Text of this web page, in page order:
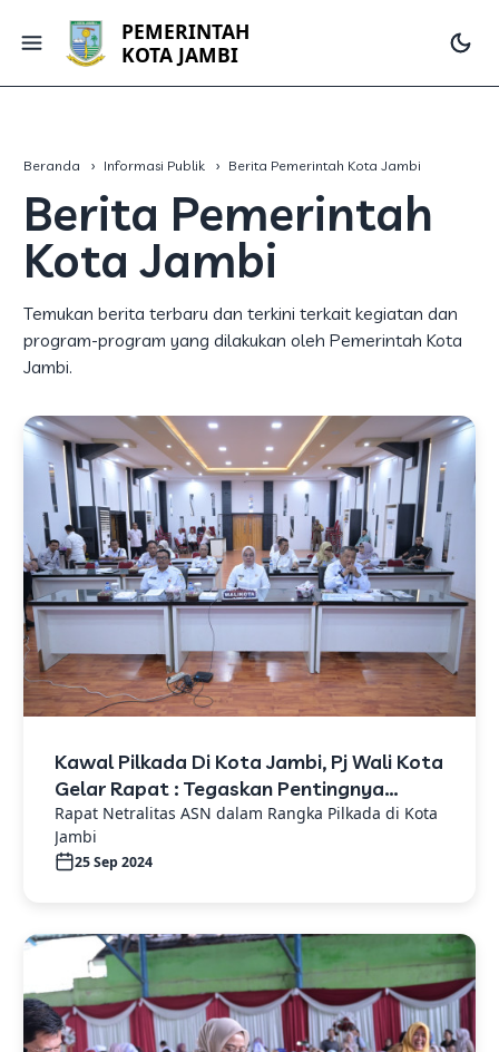
PEMERINTAH
KOTA JAMBI
Beranda Informasi Publik Berita Pemerintah Kota Jambi
Berita Pemerintah
Kota Jambi
Temukan berita terbaru dan terkini terkait kegiatan dan
program-program yang dilakukan oleh Pemerintah Kota
Jambi.
Kawal Pilkada Di Kota Jambi, Pj Wali Kota
Gelar Rapat : Tegaskan Pentingnya
Netralitas ASN
Rapat Netralitas ASN dalam Rangka Pilkada di Kota
Jambi
25 Sep 2024